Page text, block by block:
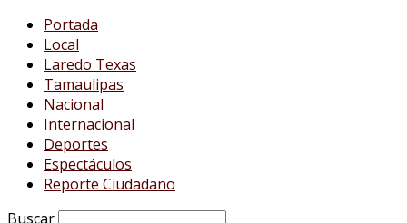
Portada
Local
Laredo Texas
Tamaulipas
Nacional
Internacional
Deportes
Espectáculos
Reporte Ciudadano
Buscar